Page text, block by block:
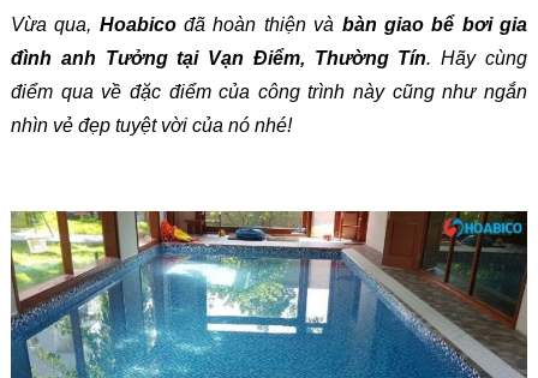
Vừa qua, Hoabicođã hoàn thiện và bàn giao bể bơi gia
đình anh Tưởng tại Vạn Điểm, Thường Tín. Hãy cùng
điểm qua về đặc điểm của công trình này cũng như ngắn
nhìn vẻ đẹp tuyệt vời của nó nhé!